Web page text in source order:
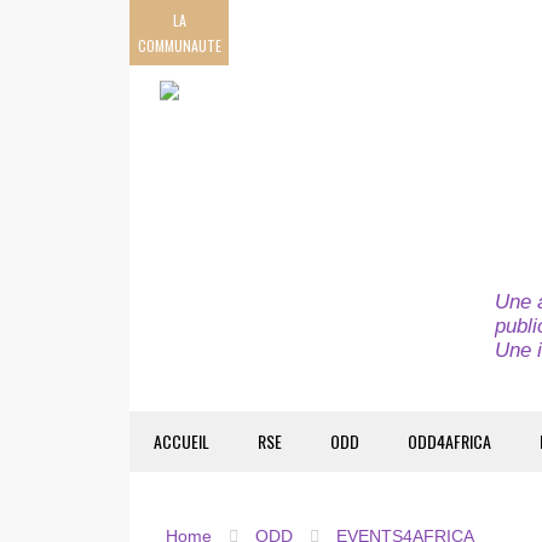
LA
COMMUNAUTE
Une
Une
ACCUEIL RSE ODD ODD4AFRICA
Home ODD EVENTS4AFRICA